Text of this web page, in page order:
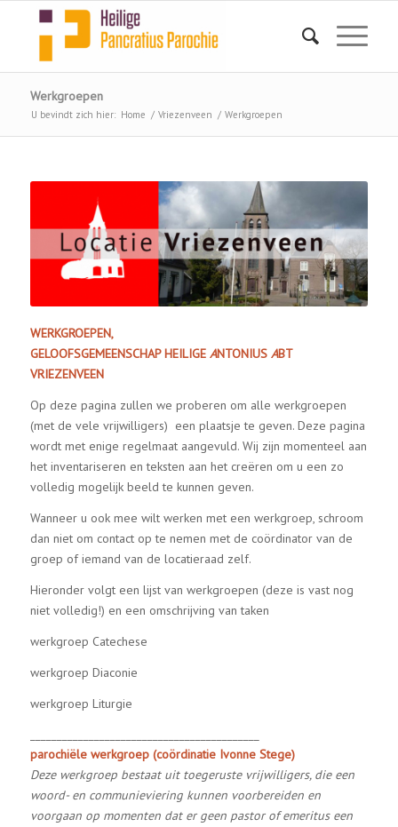
Werkgroepen
U bevindt zich hier: Home / Vriezenveen / Werkgroepen
WERKGROEPEN,
GELOOFSGEMEENSCHAP HEILIGE ANTONIUS ABT
VRIEZENVEEN
Op deze pagina zullen we proberen om alle werkgroepen
(met de vele vrijwilligers) een plaatsje te geven. Deze pagina
wordt met enige regelmaat aangevuld. Wij zijn momenteel aan
het inventariseren en teksten aan het creëren om u een zo
volledig mogelijk beeld te kunnen geven.
Wanneer u ook mee wilt werken met een werkgroep, schroom
dan niet om contact op te nemen met de coördinator van de
groep of iemand van de locatieraad zelf.
Hieronder volgt een lijst van werkgroepen (deze is vast nog
niet volledig!) en een omschrijving van taken
werkgroep Catechese
werkgroep Diaconie
werkgroep Liturgie
parochiële werkgroep (coördinatie Ivonne Stege)
Deze werkgroep bestaat uit toegeruste vrijwilligers, die een
woord- en communieviering kunnen voorbereiden en
voorgaan op momenten dat er geen pastor of emeritus een